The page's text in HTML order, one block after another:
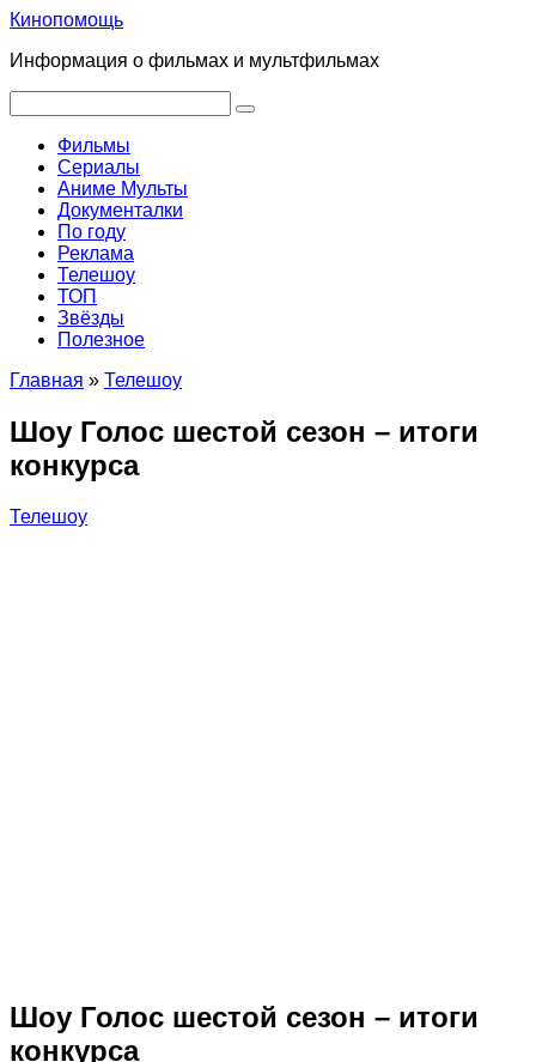
Перейти
контенту
Кинопомощь
Информация о фильмах и мультфильмах
Фильмы
Сериалы
Аниме Мульты
Документалки
По году
Реклама
Телешоу
ТОП
Звёзды
Полезное
Главная » Телешоу
Шоу Голос шестой сезон – итоги
конкурса
Телешоу
Шоу Голос шестой сезон – итоги
конкурса